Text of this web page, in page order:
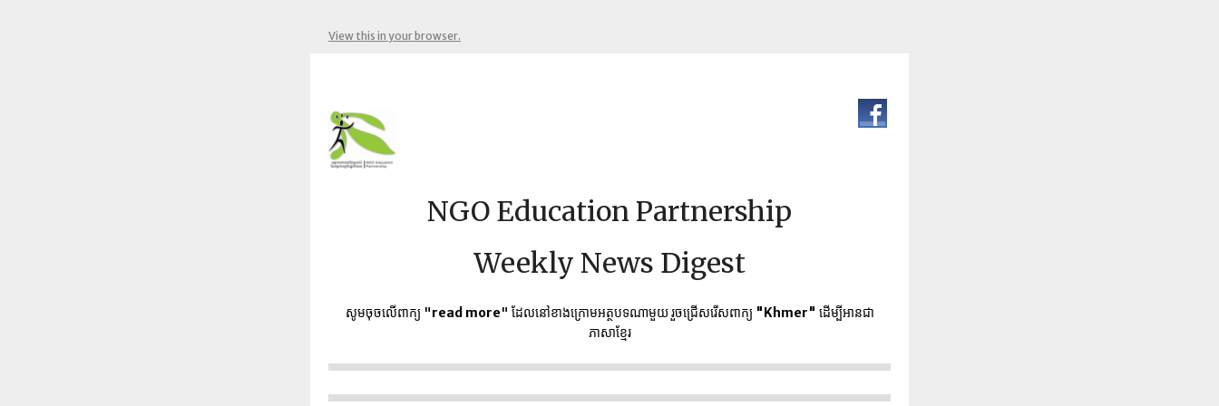
View this in your browser.
NGO Education Partnership
Weekly News Digest
សូមចុចលើពាក្យ "read more" ដែលនៅខាងក្រោមអត្ថបទណាមួយ​ រួចជ្រើសរើសពាក្យ "Khmer" ដើម្បីអានជា
ភាសាខ្មែរ